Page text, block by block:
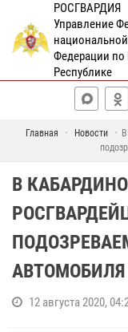
РОСГВАРДИЯ
Управление
Федерации по
Республике
Главная Новости
В
АВТОМОБИЛЯ
12 августа 2020,